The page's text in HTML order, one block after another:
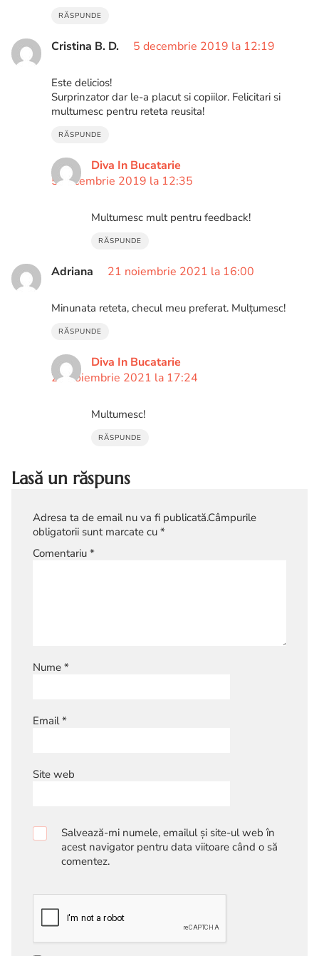
RĂSPUNDE
Cristina B. D. 5 decembrie 2019 la 12:19
Este delicios!
Surprinzator dar le-a placut si copiilor. Felicitari si
multumesc pentru reteta reusita!
RĂSPUNDE
Diva In Bucatarie
5 decembrie 2019 la 12:35
Multumesc mult pentru feedback!
RĂSPUNDE
Adriana 21 noiembrie 2021 la 16:00
Minunata reteta, checul meu preferat. Mulțumesc!
RĂSPUNDE
Diva In Bucatarie
21 noiembrie 2021 la 17:24
Multumesc!
RĂSPUNDE
Lasă un răspuns
Adresa ta de email nu va fi publicată.Câmpurile
obligatorii sunt marcate cu *
Comentariu *
Nume *
Email*
Site web
Salvează-mi numele, emailul și site-ul web în
acest navigator pentru data viitoare când o să
comentez.